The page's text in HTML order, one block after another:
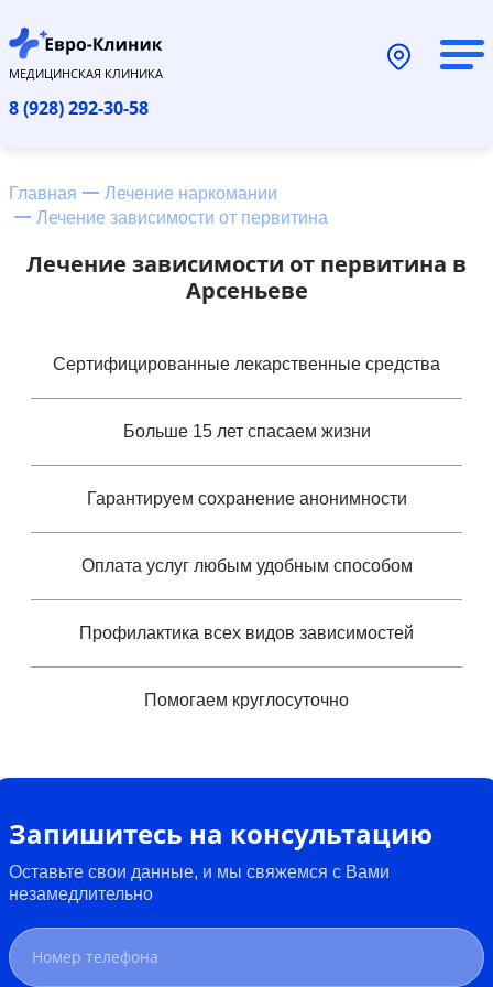
МЕДИЦИНСКАЯ КЛИНИКА
8 (928) 292-30-58
Главная
Лечение наркомании
Лечение зависимости от первитина
Лечение зависимости от первитина в
Арсеньеве
Сертифицированные лекарственные средства
Больше 15 лет спасаем жизни
Гарантируем сохранение анонимности
Оплата услуг любым удобным способом
Профилактика всех видов зависимостей
Помогаем круглосуточно
Запишитесь на консультацию
Оставьте свои данные, и мы свяжемся с Вами
незамедлительно